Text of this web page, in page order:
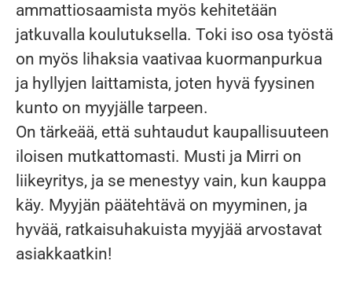
ammattiosaamista myös kehitetään
jatkuvalla koulutuksella. Toki iso osa työstä
on myös lihaksia vaativaa kuormanpurkua
ja hyllyjen laittamista, joten hyvä fyysinen
kunto on myyjälle tarpeen.
On tärkeää, että suhtaudut kaupallisuuteen
iloisen mutkattomasti. Musti ja Mirri on
liikeyritys, ja se menestyy vain, kun kauppa
käy. Myyjän päätehtävä on myyminen, ja
hyvää, ratkaisuhakuista myyjää arvostavat
asiakkaatkin!